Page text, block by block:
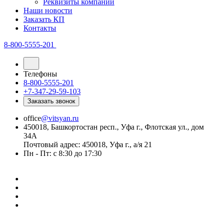
Реквизиты компании
Наши новости
Заказать КП
Контакты
8-800-5555-201
Телефоны
8-800-5555-201
+7-347-29-59-103
Заказать звонок
office@vitsyan.ru
450018, Башкортостан респ., Уфа г., Флотская ул., дом
34А
Почтовый адрес: 450018, Уфа г., а/я 21
Пн - Пт: с 8:30 до 17:30